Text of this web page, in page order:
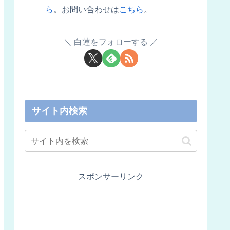
ら 。お問い合わせはこちら 。
白蓮をフォローする
サイト内検索
スポンサーリンク